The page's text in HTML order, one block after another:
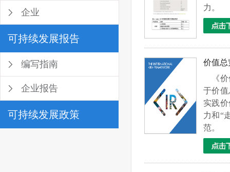
企业
可持续发展报告
编写指南
企业报告
可持续发展政策
力。
价值总
《价
于价
实践
力和“
范。